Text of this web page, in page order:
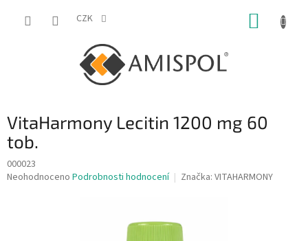
CZK
VitaHarmony Lecitin 1200 mg 60
tob.
000023
Průměrné
Neohodnoceno Podrobnosti hodnocení Značka: VITAHARMONY